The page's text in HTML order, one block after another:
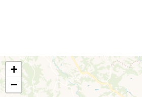
+
−